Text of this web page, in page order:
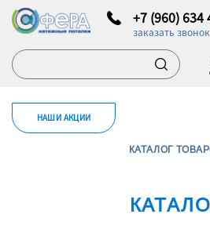
+7 (960) 634
заказать звонок
НАШИ АКЦИИ
КАТАЛОГ